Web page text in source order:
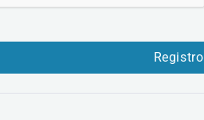
Registro